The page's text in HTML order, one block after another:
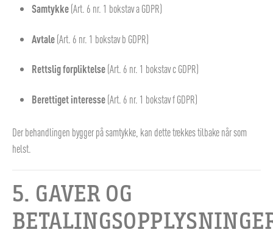
Samtykke(Art. 6 nr. 1 bokstav a GDPR)
Avtale(Art. 6 nr. 1 bokstav b GDPR)
Rettslig forpliktelse(Art. 6 nr. 1 bokstav c GDPR)
Berettiget interesse(Art. 6 nr. 1 bokstav f GDPR)
Der behandlingen bygger på samtykke, kan dette trekkes tilbake når som
helst.
5. GAVER OG